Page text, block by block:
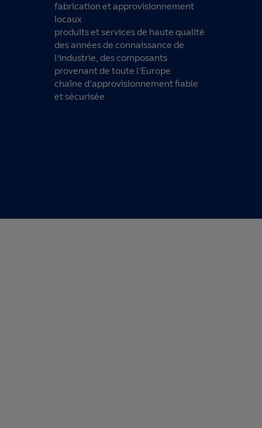
fabrication et approvisionnement
locaux
produits et services de haute qualité
des années de connaissance de
l’industrie, des composants
provenant de toute l’Europe
chaîne d’approvisionnement fiable
et sécurisée